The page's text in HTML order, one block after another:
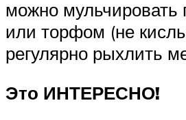
можно мульчировать
или торфом (не
регулярно рыхлить
Это ИНТЕРЕСНО!